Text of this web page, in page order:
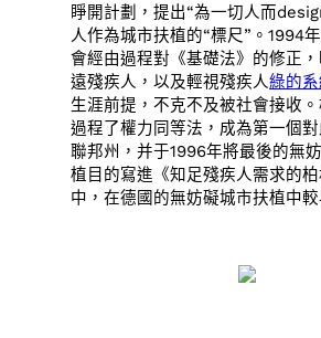
睜開計劃，提出“為一切人而
人作為城市扶植的“標尺”。1994
會經由過程對《基礎法》的修正
遠殘疾人，以及輕視殘疾人綠的
生涯前提，不克不及被社會接收
過程了權力同等法，成為第一個
聯邦州，并于1996年將最後的無
植目的寫進《知足殘疾人需求的柏
中，在德國的無妨礙城市扶植中較